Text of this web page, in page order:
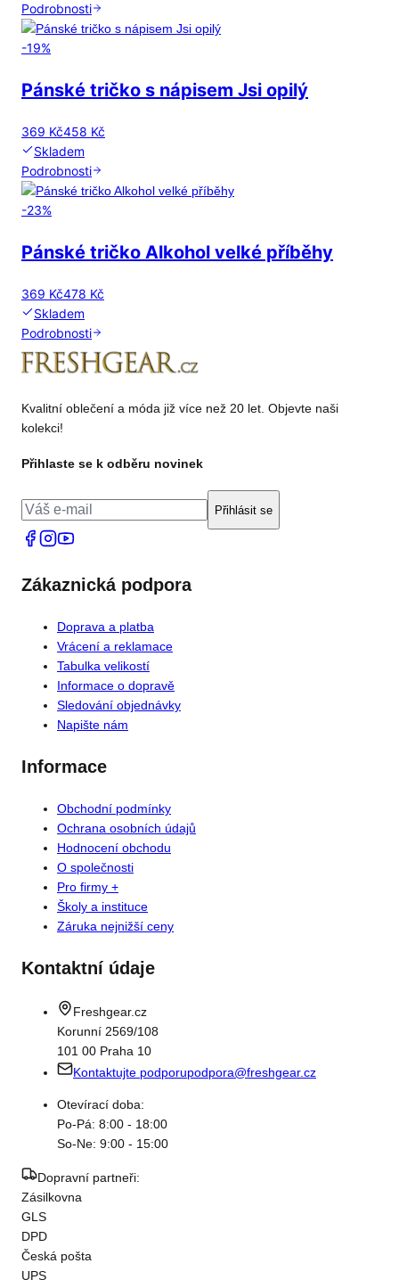
Podrobnosti
-19%
Pánské tričko s nápisem Jsi opilý
369 Kč458 Kč
Skladem
Podrobnosti
-23%
Pánské tričko Alkohol velké příběhy
369 Kč478 Kč
Skladem
Podrobnosti
Kvalitní oblečení a móda již více než 20 let. Objevte naši
kolekci!
Přihlaste se k odběru novinek
Přihlásit se
Zákaznická podpora
Doprava a platba
Vrácení a reklamace
Tabulka velikostí
Informace o dopravě
Sledování objednávky
Napište nám
Informace
Obchodní podmínky
Ochrana osobních údajů
Hodnocení obchodu
O společnosti
Pro firmy +
Školy a instituce
Záruka nejnižší ceny
Kontaktní údaje
Freshgear.cz
Korunní 2569/108
101 00 Praha 10
Kontaktujte podporupodpora@freshgear.cz
Otevírací doba:
Po-Pá: 8:00 - 18:00
So-Ne: 9:00 - 15:00
Dopravní partneři:
Zásilkovna
GLS
DPD
Česká pošta
UPS